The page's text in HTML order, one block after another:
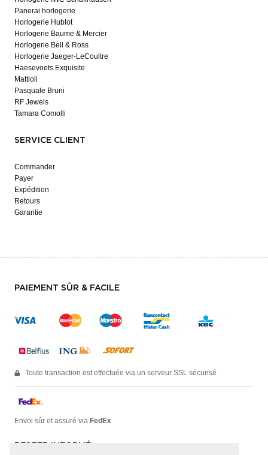
Panerai horlogerie
Horlogerie Hublot
Horlogerie Baume & Mercier
Horlogerie Bell & Ross
Horlogerie Jaeger-LeCoultre
Haesevoets Exquisite
Mattioli
Pasquale Bruni
RF Jewels
Tamara Comolli
SERVICE CLIENT
Commander
Payer
Expédition
Retours
Garantie
PAIEMENT SÛR & FACILE
Toute transaction est effectuée via un serveur SSL sécurisé
Envoi sûr et assuré via FedEx
RESTER INFORMÉ